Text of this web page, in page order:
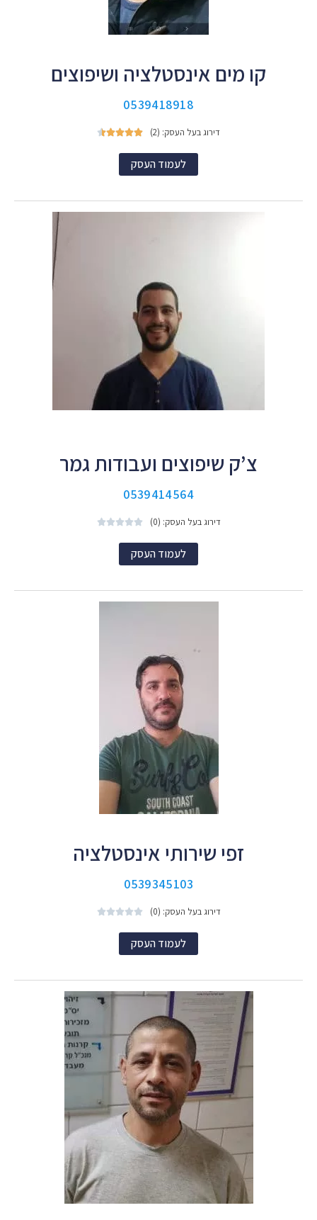
קו מים אינסטלציה ושיפוצים
0539418918
דירוג בעל העסק: (2) 




לעמוד העסק
צ’ק שיפוצים ועבודות גמר
0539414564
דירוג בעל העסק: (0) 




לעמוד העסק
זפי שירותי אינסטלציה
0539345103
דירוג בעל העסק: (0) 




לעמוד העסק